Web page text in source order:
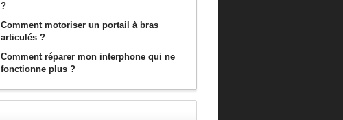
?
Comment motoriser un portail à bras
articulés ?
Comment réparer mon interphone qui ne
fonctionne plus ?